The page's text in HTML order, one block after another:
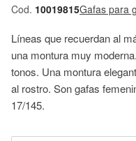
Cod. 10019815Gafas para
Líneas que recuerdan al
una montura muy
tonos. Una montura
al rostro. Son gafas
17/145.